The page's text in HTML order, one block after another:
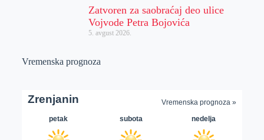
Zatvoren za saobraćaj deo ulice
Vojvode Petra Bojovića
5. avgust 2026.
Vremenska prognoza